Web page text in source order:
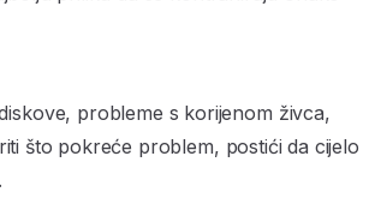
probleme s korijenom živca,
što pokreće problem, postići da cijelo